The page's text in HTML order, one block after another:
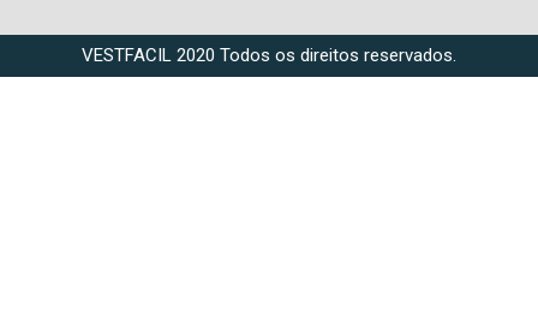
VESTFACIL 2020 Todos os direitos reservados.